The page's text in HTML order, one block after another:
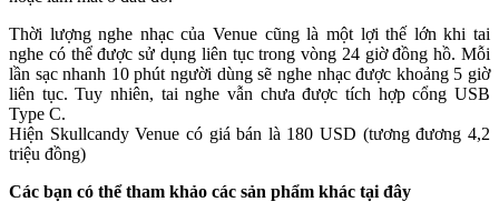
Thời lượng nghe nhạc của Venue cũng là một lợi thế lớn khi tai
nghe có thể được sử dụng liên tục trong vòng 24 giờ đồng hồ. Mỗi
lần sạc nhanh 10 phút người dùng sẽ nghe nhạc được khoảng 5 giờ
liên tục. Tuy nhiên, tai nghe vẫn chưa được tích hợp cổng USB
Type C.
Hiện Skullcandy Venue có giá bán là 180 USD (tương đương 4,2
triệu đồng)
Các bạn có thể tham khảo các sản phẩm khác tại đây